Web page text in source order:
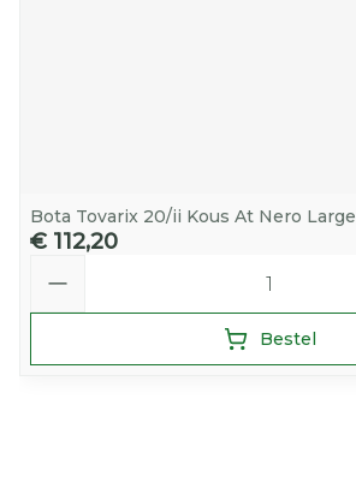
Bota Tovarix 20/ii Kous At Nero Large
€ 112,20
Bestel